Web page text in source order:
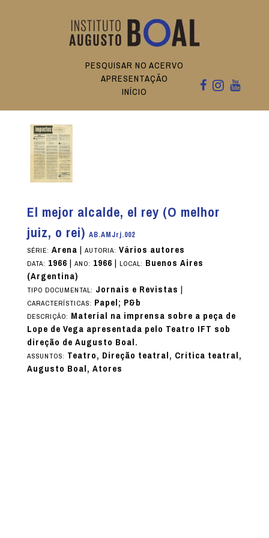
PESQUISAR NO ACERVO
APRESENTAÇÃO
INÍCIO
El mejor alcalde, el rey (O melhor
juiz, o rei) AB.AMJrj.002
SÉRIE: Arena| AUTORIA: Vários autores
DATA: 1966| ANO: 1966| LOCAL: Buenos Aires
(Argentina)
TIPO DOCUMENTAL: Jornais e Revistas |
CARACTERÍSTICAS: Papel; P&b
DESCRIÇÃO: Material na imprensa sobre a peça de
Lope de Vega apresentada pelo Teatro IFT sob
direção de Augusto Boal.
ASSUNTOS: Teatro, Direção teatral, Crítica teatral,
Augusto Boal, Atores